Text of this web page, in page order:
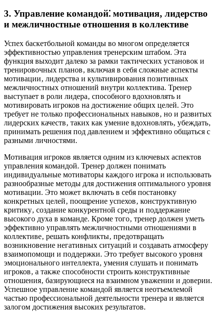
3. Управление командой⁚ мотивация‚ лидерство
и межличностные отношения в коллективе
Успех баскетбольной команды во многом определяется
эффективностью управления тренерским штабом. Эта
функция выходит далеко за рамки тактических установок и
тренировочных планов‚ включая в себя сложные аспекты
мотивации‚ лидерства и культивирования позитивных
межличностных отношений внутри коллектива. Тренер
выступает в роли лидера‚ способного вдохновлять и
мотивировать игроков на достижение общих целей. Это
требует не только профессиональных навыков‚ но и развитых
лидерских качеств‚ таких как умение вдохновлять‚ убеждать‚
принимать решения под давлением и эффективно общаться с
разными личностями.
Мотивация игроков является одним из ключевых аспектов
управления командой. Тренер должен понимать
индивидуальные мотиваторы каждого игрока и использовать
разнообразные методы для достижения оптимального уровня
мотивации. Это может включать в себя постановку
конкретных целей‚ поощрение успехов‚ конструктивную
критику‚ создание конкурентной среды и поддержание
высокого духа в команде. Кроме того‚ тренер должен уметь
эффективно управлять межличностными отношениями в
коллективе‚ решать конфликты‚ предотвращать
возникновение негативных ситуаций и создавать атмосферу
взаимопомощи и поддержки. Это требует высокого уровня
эмоционального интеллекта‚ умения слушать и понимать
игроков‚ а также способности строить конструктивные
отношения‚ базирующиеся на взаимном уважении и доверии.
Успешное управление командой является неотъемлемой
частью профессиональной деятельности тренера и является
залогом достижения высоких результатов.